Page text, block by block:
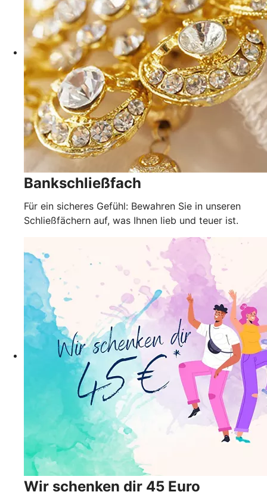
Bankschließfach
Für ein sicheres Gefühl: Bewahren Sie in unseren
Schließfächern auf, was Ihnen lieb und teuer ist.
Wir schenken dir 45 Euro